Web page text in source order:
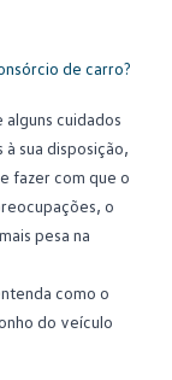
de carro?
alguns cuidados
sua disposição,
fazer com que o
o
pesa na
como o
do veículo